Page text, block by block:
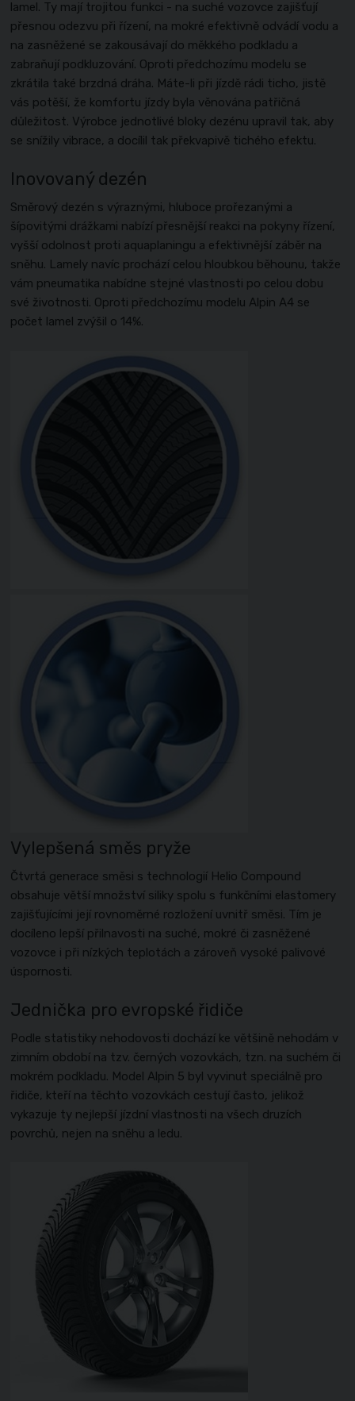
lamel. Ty mají trojitou funkci - na suché vozovce zajišťují
přesnou odezvu při řízení, na mokré efektivně odvádí vodu a
na zasněžené se zakousávají do měkkého podkladu a
zabraňují podkluzování. Oproti předchozímu modelu se
zkrátila také brzdná dráha. Máte-li při jízdě rádi ticho, jistě
vás potěší, že komfortu jízdy byla věnována patřičná
důležitost. Výrobce jednotlivé bloky dezénu upravil tak, aby
se snížily vibrace, a docílil tak překvapivě tichého efektu.
Inovovaný dezén
Směrový dezén s výraznými, hluboce prořezanými a
šípovitými drážkami nabízí přesnější reakci na pokyny řízení,
vyšší odolnost proti aquaplaningu a efektivnější záběr na
sněhu. Lamely navíc prochází celou hloubkou běhounu, takže
vám pneumatika nabídne stejné vlastnosti po celou dobu
své životnosti. Oproti předchozímu modelu Alpin A4 se
počet lamel zvýšil o 14%.
Vylepšená směs pryže
Čtvrtá generace směsi s technologií Helio Compound
obsahuje větší množství siliky spolu s funkčními elastomery
zajišťujícími její rovnoměrné rozložení uvnitř směsi. Tím je
docíleno lepší přilnavosti na suché, mokré či zasněžené
vozovce i při nízkých teplotách a zároveň vysoké palivové
úspornosti.
Jednička pro evropské řidiče
Podle statistiky nehodovosti dochází ke většině nehodám v
zimním období na tzv. černých vozovkách, tzn. na suchém či
mokrém podkladu. Model Alpin 5 byl vyvinut speciálně pro
řidiče, kteří na těchto vozovkách cestují často, jelikož
vykazuje ty nejlepší jízdní vlastnosti na všech druzích
povrchů, nejen na sněhu a ledu.